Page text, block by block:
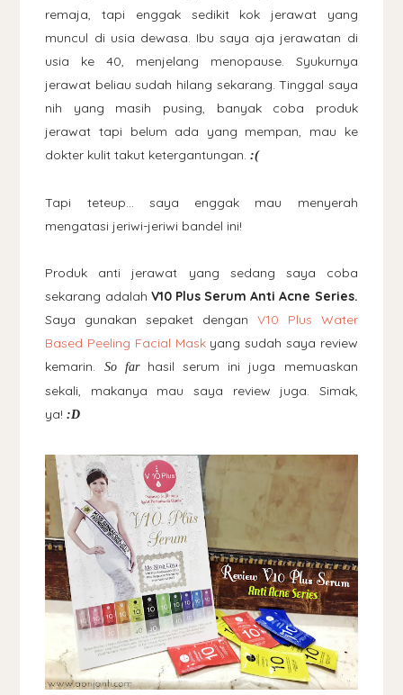
remaja, tapi enggak sedikit kok jerawat yang
muncul di usia dewasa. Ibu saya aja jerawatan di
usia ke 40, menjelang menopause. Syukurnya
jerawat beliau sudah hilang sekarang. Tinggal saya
nih yang masih pusing, banyak coba produk
jerawat tapi belum ada yang mempan, mau ke
dokter kulit takut ketergantungan.:(
Tapi teteup... saya enggak mau menyerah
mengatasi jeriwi-jeriwi bandel ini!
Produk anti jerawat yang sedang saya coba
sekarang adalah V10 Plus Serum Anti Acne Series.
Saya gunakan sepaket dengan V10 Plus Water
Based Peeling Facial Maskyang sudah saya review
kemarin.
So farhasil serum ini juga memuaskan
sekali, makanya mau saya review juga. Simak,
ya!:D